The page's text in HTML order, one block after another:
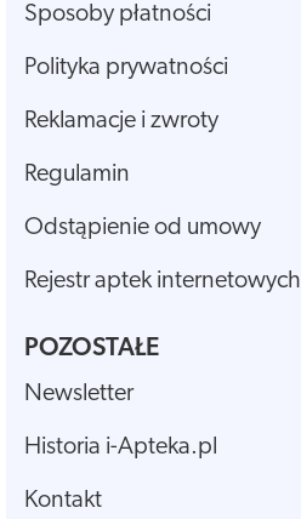
Sposoby płatności
Polityka prywatności
Reklamacje i zwroty
Regulamin
Odstąpienie od umowy
Rejestr aptek internetowych
POZOSTAŁE
Newsletter
Historia i-Apteka.pl
Kontakt